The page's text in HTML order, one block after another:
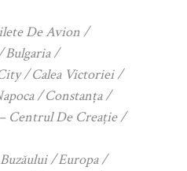
De Avion
Bulgaria
Calea Victoriei
Constanța
Centrul De Creație
Europa